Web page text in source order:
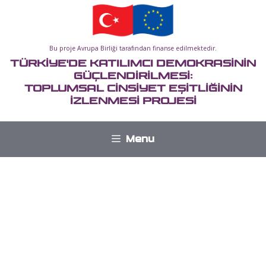
Bu proje Avrupa Birliği tarafından finanse edilmektedir.
TÜRKİYE'DE KATILIMCI DEMOKRASİNİN
GÜÇLENDİRİLMESİ:
TOPLUMSAL CİNSİYET EŞİTLİĞİNİN
İZLENMESİ PROJESİ
Menu